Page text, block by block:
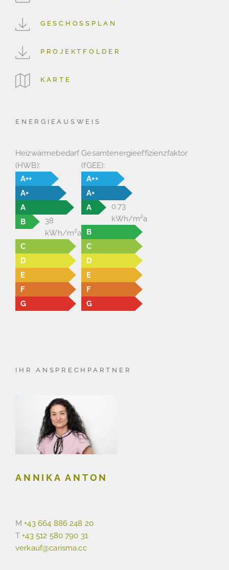
GESCHOSSPLAN
PROJEKTFOLDER
KARTE
ENERGIEAUSWEIS
Heizwärmebedarf
(HWB):
A++
A+
A
B
38
kWh/m²a
C
D
E
F
G
Gesamtenergieeffizienzfaktor
(fGEE):
A++
A+
A
0.73
kWh/m²a
B
C
D
E
F
G
IHR ANSPRECHPARTNER
ANNIKA ANTON
M+43 664 886 248 20
T+43 512 580 790 31
verkauf@carisma.cc